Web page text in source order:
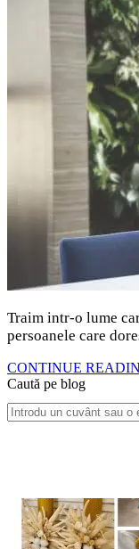
Traim intr-o lume
persoanele care
CONTINUE
Caută pe blog